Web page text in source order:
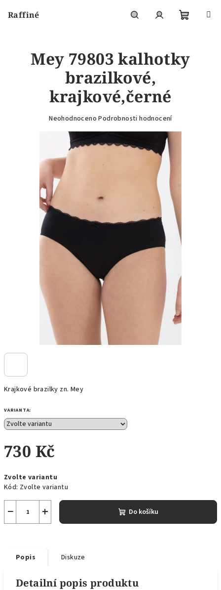
Raffiné
košík
Krajkové brazilky zn. Mey
VARIANTA:
730 Kč
cena:
Zvolte variantu
Kód: Zvolte variantu
+
− Do košíku
Mey 79803 kalhotky
brazilkové,
krajkové,černé
Průměrné
produktu
0,0
hvězdiček.
Neohodnoceno Podrobnosti hodnocení
Popis Diskuze
Detailní popis produktu